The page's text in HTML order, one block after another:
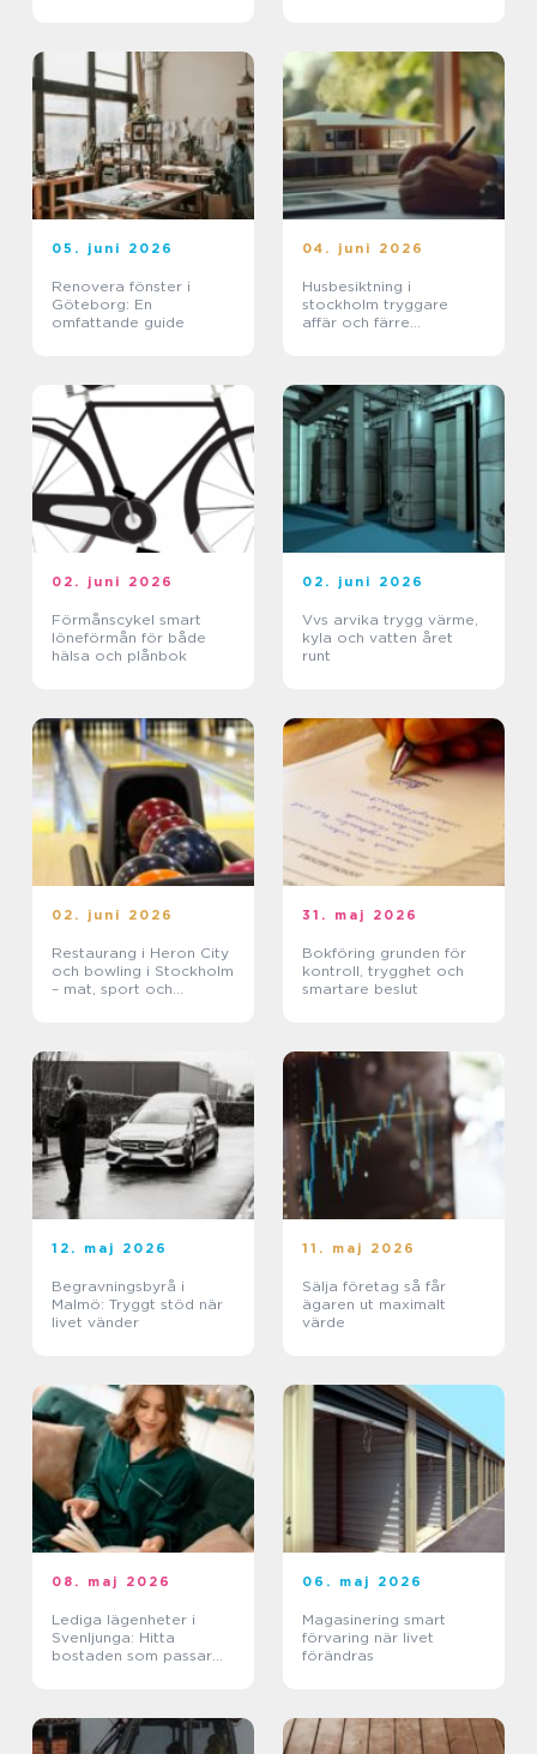
05. juni 2026
Renovera fönster i
Göteborg: En
omfattande guide
04. juni 2026
Husbesiktning i
stockholm tryggare
affär och färre
02. juni 2026
Förmånscykel smart
löneförmån för både
hälsa och plånbok
02. juni 2026
Vvs arvika trygg värme,
kyla och vatten året
runt
02. juni 2026
Restaurang i Heron City
och bowling i Stockholm
– mat, sport och
31. maj 2026
Bokföring grunden för
kontroll, trygghet och
smartare beslut
12. maj 2026
Begravningsbyrå i
Malmö: Tryggt stöd när
livet vänder
11. maj 2026
Sälja företag så får
ägaren ut maximalt
värde
08. maj 2026
Lediga lägenheter i
Svenljunga: Hitta
bostaden som passar
06. maj 2026
Magasinering smart
förvaring när livet
förändras